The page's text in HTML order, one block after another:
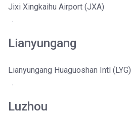
Jixi Xingkaihu Airport (JXA)
Lianyungang
Lianyungang Huaguoshan Intl (LYG)
Luzhou